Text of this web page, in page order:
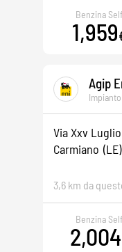
Benzina Self
1,959
Agip
Via Xxv Luglio
Carmiano (LE)
3,6 km da
Benzina Self
2,004